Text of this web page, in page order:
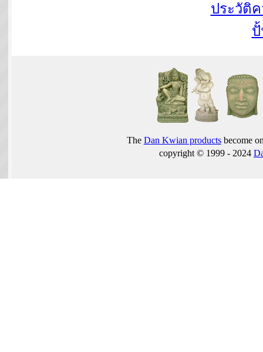
ประวัติ
The Dan Kwian productsbecome
copyright © 1999 - 2024